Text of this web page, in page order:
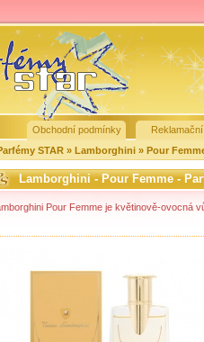
Obchodní podmínky
STAR » Lamborghini » Pour
Lamborghini - Pour Femme -
Pour Femme je květinově-ovocná